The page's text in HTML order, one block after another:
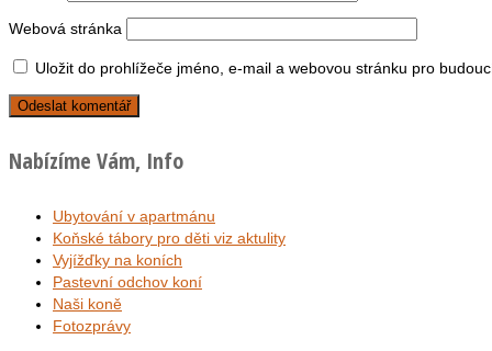
Webová stránka
Uložit do prohlížeče jméno, e-mail a webovou stránku pro
Nabízíme Vám, Info
Ubytování v apartmánu
Koňské tábory pro děti viz aktulity
Vyjížďky na koních
Pastevní odchov koní
Naši koně
Fotozprávy